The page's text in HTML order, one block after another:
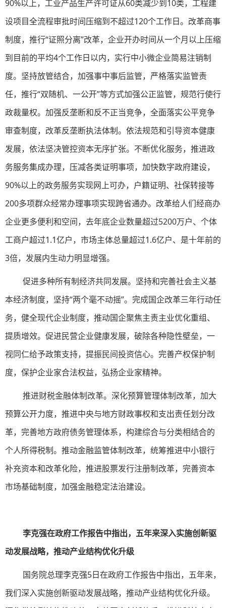
90%以上，工业产品生产许可证从60类减少到10类，工程建
设项目全流程审批时间压缩到不超过120个工作日。改革商事
制度，推行“证照分离”改革，企业开办时间从一个月以上压缩
到目前的平均4个工作日以内，实行中小微企业简易注销制
度。坚持放管结合，加强事中事后监管，严格落实监管责
任，推行“双随机、一公开”等方式加强公正监管，规范行使行
政裁量权。加强反垄断和反不正当竞争，全面落实公平竞争
审查制度，改革反垄断执法体制。依法规范和引导资本健康
发展，依法坚决管控资本无序扩张。不断优化服务，推进政
务服务集成办理，压减各类证明事项，加快数字政府建设，
90%以上的政务服务实现网上可办，户籍证明、社保转接等
200多项群众经常办理事项实现跨省通办。改革给人们经商办
企业更多便利和空间，去年底企业数量超过5200万户、个体
工商户超过1.1亿户，市场主体总量超过1.6亿户、是十年前的
3倍，发展内生动力明显增强。
促进多种所有制经济共同发展。坚持和完善社会主义基
本经济制度，坚持“两个毫不动摇”。完成国企改革三年行动任
务，健全现代企业制度，推动国企聚焦主责主业优化重组、
提质增效。促进民营企业健康发展，破除各种隐性壁垒，一
视同仁给予政策支持，提振民间投资信心。完善产权保护制
度，保护企业家合法权益，弘扬企业家精神。
推进财税金融体制改革。深化预算管理体制改革，加大
预算公开力度，推进中央与地方财政事权和支出责任划分改
革，完善地方政府债务管理体系，构建综合与分类相结合的
个人所得税制。推动金融监管体制改革，统筹推进中小银行
补充资本和改革化险，推进股票发行注册制改革，完善资本
市场基础制度，加强金融稳定法治建设。
李克强在政府工作报告中指出，五年来深入实施创新驱
动发展战略，推动产业结构优化升级
国务院总理李克强5日在政府工作报告中指出，五年来，
我们深入实施创新驱动发展战略，推动产业结构优化升级。